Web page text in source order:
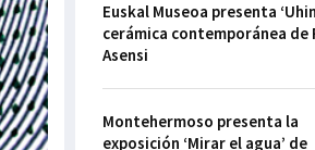
Euskal Museoa presenta
cerámica contemporánea de
Asensi
Montehermoso presenta la
exposición ‘Mirar el agua’ de